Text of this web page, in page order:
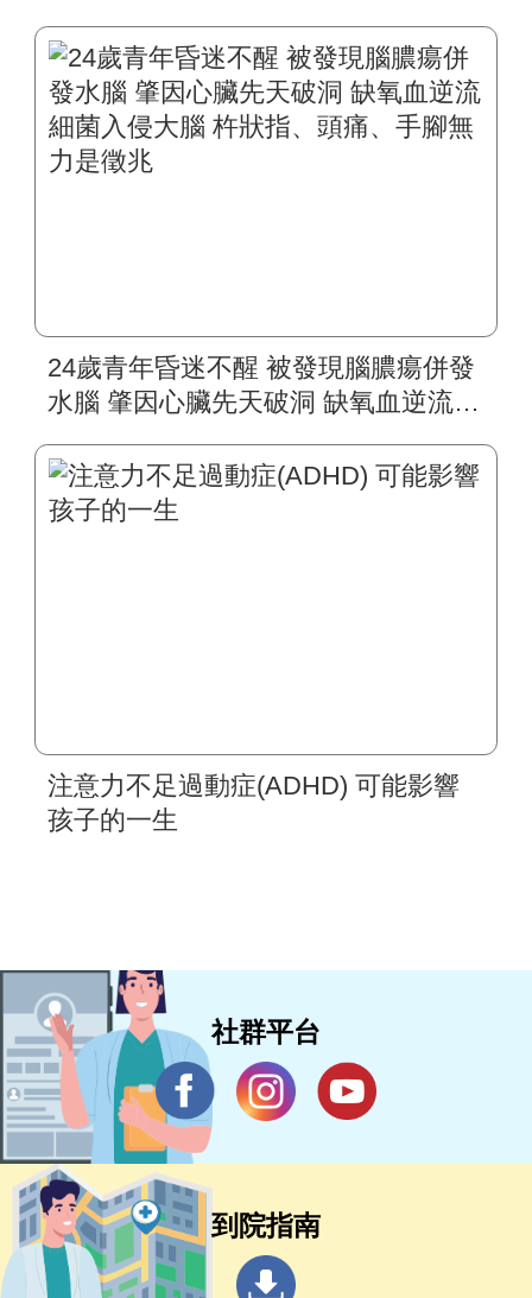
手術搶救 順利康復出院
24歲青年昏迷不醒 被發現腦膿瘍併發
水腦 肇因心臟先天破洞 缺氧血逆流
力是徵兆
注意力不足過動症(ADHD) 可能影響
孩子的一生
社群平台
到院指南